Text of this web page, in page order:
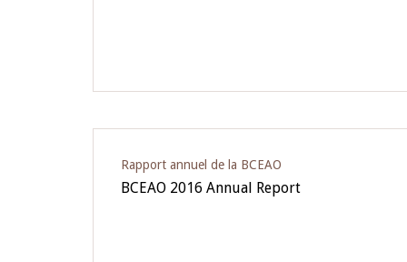
Rapport annuel de la BCEAO
BCEAO 2016 Annual Report